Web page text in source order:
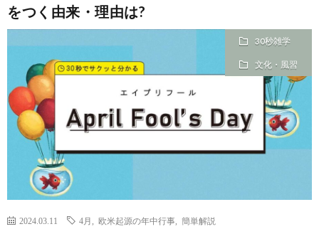
をつく由来・理由は?
30秒雑学
文化・風習
2024.03.11 4月 欧米起源の年中行事 簡単解説